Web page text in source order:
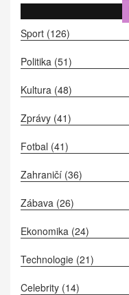
Sport (126)
Politika (51)
Kultura (48)
Zprávy (41)
Fotbal (41)
Zahraničí (36)
Zábava (26)
Ekonomika (24)
Technologie (21)
Celebrity (14)